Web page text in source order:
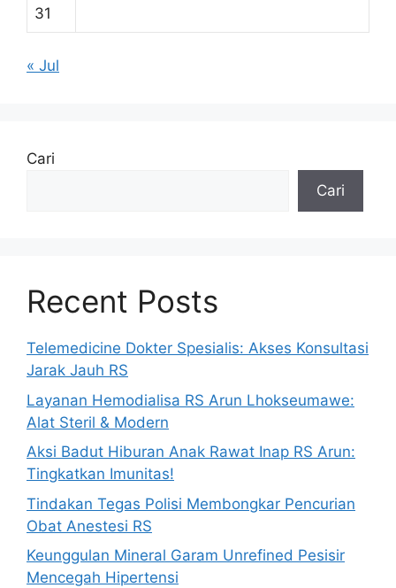
31
« Jul
Cari
Cari
Recent Posts
Telemedicine Dokter Spesialis: Akses Konsultasi
Jarak Jauh RS
Layanan Hemodialisa RS Arun Lhokseumawe:
Alat Steril & Modern
Aksi Badut Hiburan Anak Rawat Inap RS Arun:
Tingkatkan Imunitas!
Tindakan Tegas Polisi Membongkar Pencurian
Obat Anestesi RS
Keunggulan Mineral Garam Unrefined Pesisir
Mencegah Hipertensi